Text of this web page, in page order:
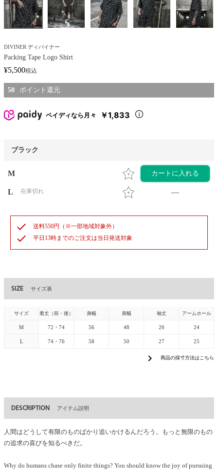
DIVINER ディバイナー
Packing Tape Logo Shirt
¥5,500税込
50
ペイディなら月々 ￥1,833
ブラック
M カートに入れる
L 在庫切れ —
check 送料550円（※一部地域対象外）
check 平日13時までのご注文は当日発送対象
SIZE サイズ表
サイズ 着丈（前・後） 身幅 肩幅 袖丈 アームホール
M 72・74 56 48 26 24
L 74・76 58 50 27 25
chevron_right 商品の採寸方法はこちら
DESCRIPTION アイテム説明
人間はどうして有限のものばかり追いかけるんだろう。もっと無限のもの
の追求の喜びを知るべきだ。
Why do humans chase only finite things? You should know the joy of pursuing